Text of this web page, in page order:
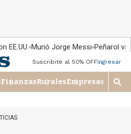
EE.UU. Murió Jorge Messi Peñarol
Suscribite al 50% OFFIngresar
FinanzasRuralesEmpresas
M
o